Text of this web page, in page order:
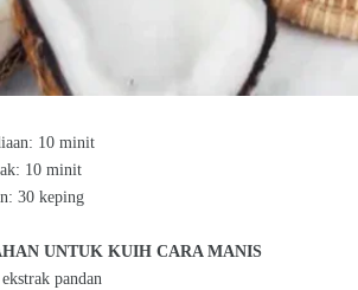
10 minit
10 minit
30 keping
UNTUK KUIH CARA MANIS
pandan